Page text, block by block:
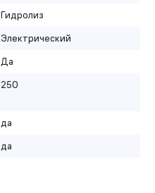
Гидролиз
Электрический
Да
250
да
да